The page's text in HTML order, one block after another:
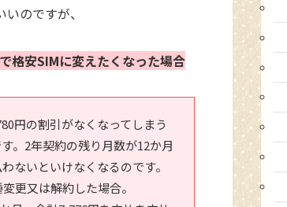
のですが、
格安SIMに変えたくなった場合
円の割引がなくなってしまう
。2年契約の残り月数が12か月
ないといけなくなるのです。
更又は解約した場合。